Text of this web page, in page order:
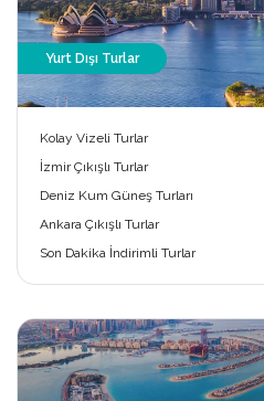
Yurt Dışı Turlar
Kolay Vizeli Turlar
İzmir Çıkışlı Turlar
Deniz Kum Güneş Turları
Ankara Çıkışlı Turlar
Son Dakika İndirimli Turlar